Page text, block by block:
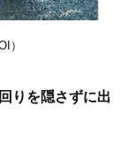
）
りを隠さずに出